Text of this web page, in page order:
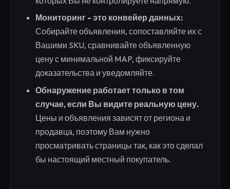
Мониторинг - это конвейер данных:
Собирайте объявления, сопоставляйте их с
Вашими SKU, сравнивайте объявленную
цену с минимальной MAP, фиксируйте
доказательства и уведомляйте.
Обнаружение работает только в том
случае, если Вы видите реальную цену.
Цены и объявления зависят от региона и
продавца, поэтому Вам нужно
просматривать страницы так, как это сделал
бы настоящий местный покупатель.